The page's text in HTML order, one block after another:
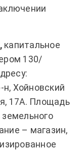
капитальное
130/
н, Хойновский
17А. Площадь
– магазин,